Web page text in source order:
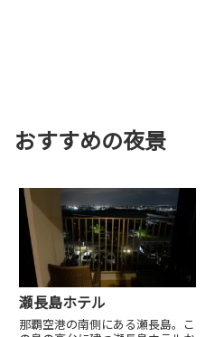
おすすめの夜景
瀬長島ホテル
那覇空港の南側にある瀬長島。こ